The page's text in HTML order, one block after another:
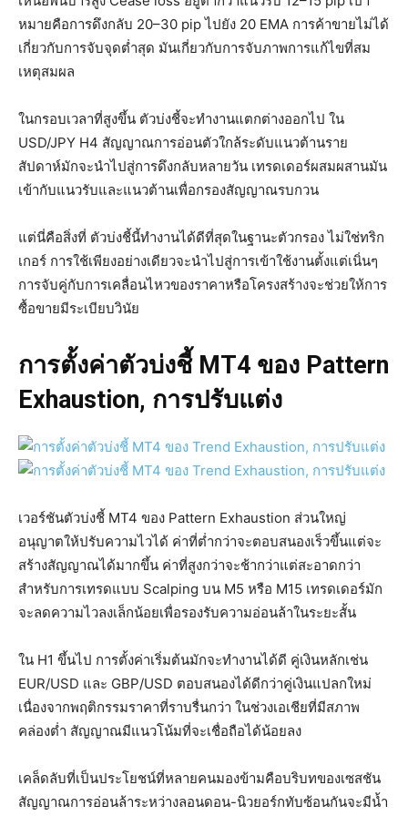
หมายคือการดึงกลับ 20–30 pip ไปยัง 20 EMA การค้าขายไม่ได้
เกี่ยวกับการจับจุดต่ำสุด มันเกี่ยวกับการจับภาพการแก้ไขที่สม
เหตุสมผล
ในกรอบเวลาที่สูงขึ้น ตัวบ่งชี้จะทำงานแตกต่างออกไป ใน
USD/JPY H4 สัญญาณการอ่อนตัวใกล้ระดับแนวต้านราย
สัปดาห์มักจะนำไปสู่การดึงกลับหลายวัน เทรดเดอร์ผสมผสานมัน
เข้ากับแนวรับและแนวต้านเพื่อกรองสัญญาณรบกวน
แต่นี่คือสิ่งที่ ตัวบ่งชี้นี้ทำงานได้ดีที่สุดในฐานะตัวกรอง ไม่ใช่ทริก
เกอร์ การใช้เพียงอย่างเดียวจะนำไปสู่การเข้าใช้งานตั้งแต่เนิ่นๆ
การจับคู่กับการเคลื่อนไหวของราคาหรือโครงสร้างจะช่วยให้การ
ซื้อขายมีระเบียบวินัย
การตั้งค่าตัวบ่งชี้ MT4 ของ Pattern
Exhaustion, การปรับแต่ง
เวอร์ชันตัวบ่งชี้ MT4 ของ Pattern Exhaustion ส่วนใหญ่
อนุญาตให้ปรับความไวได้ ค่าที่ต่ำกว่าจะตอบสนองเร็วขึ้นแต่จะ
สร้างสัญญาณได้มากขึ้น ค่าที่สูงกว่าจะช้ากว่าแต่สะอาดกว่า
สำหรับการเทรดแบบ Scalping บน M5 หรือ M15 เทรดเดอร์มัก
จะลดความไวลงเล็กน้อยเพื่อรองรับความอ่อนล้าในระยะสั้น
ใน H1 ขึ้นไป การตั้งค่าเริ่มต้นมักจะทำงานได้ดี คู่เงินหลักเช่น
EUR/USD และ GBP/USD ตอบสนองได้ดีกว่าคู่เงินแปลกใหม่
เนื่องจากพฤติกรรมราคาที่ราบรื่นกว่า ในช่วงเอเชียที่มีสภาพ
คล่องต่ำ สัญญาณมีแนวโน้มที่จะเชื่อถือได้น้อยลง
เคล็ดลับที่เป็นประโยชน์ที่หลายคนมองข้ามคือบริบทของเซสชัน
สัญญาณการอ่อนล้าระหว่างลอนดอน-นิวยอร์กทับซ้อนกันจะมีน้ำ